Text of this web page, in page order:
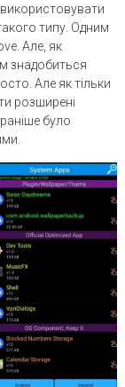
типу. Одним
Але, як
знадобиться
Але як тільки
розширені
було